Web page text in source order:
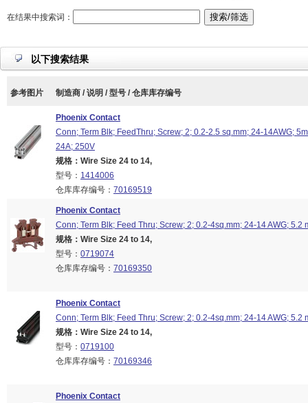
在结果中搜索词：
以下搜索结果
参考图片 制造商 / 说明 / 型号 / 仓库库存编号
Phoenix Contact
Conn; Term Blk; FeedThru; Screw; 2; 0.2-2.5 sq.mm; 24-14AWG;
24A; 250V
规格：Wire Size 24 to 14,
型号： 1414006
仓库库存编号： 70169519
Phoenix Contact
Conn; Term Blk; Feed Thru; Screw; 2; 0.2-4sq.mm; 24-14 AWG; 5.2
规格：Wire Size 24 to 14,
型号： 0719074
仓库库存编号： 70169350
Phoenix Contact
Conn; Term Blk; Feed Thru; Screw; 2; 0.2-4sq.mm; 24-14 AWG; 5.2
规格：Wire Size 24 to 14,
型号： 0719100
仓库库存编号： 70169346
Phoenix Contact